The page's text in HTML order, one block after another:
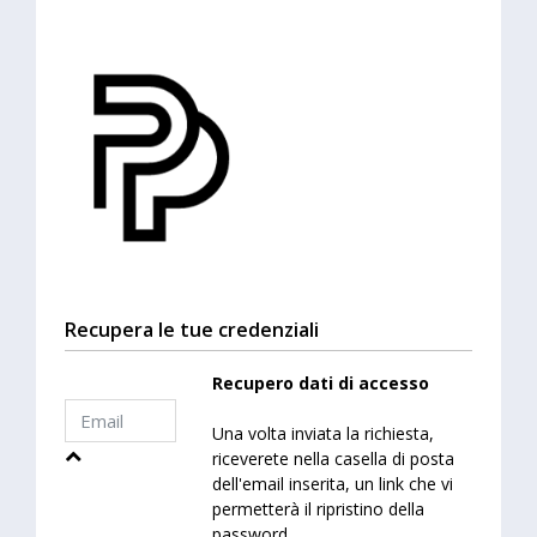
Recupera le tue credenziali
Recupero dati di accesso
Una volta inviata la richiesta,
riceverete nella casella di posta
dell'email inserita, un link che vi
permetterà il ripristino della